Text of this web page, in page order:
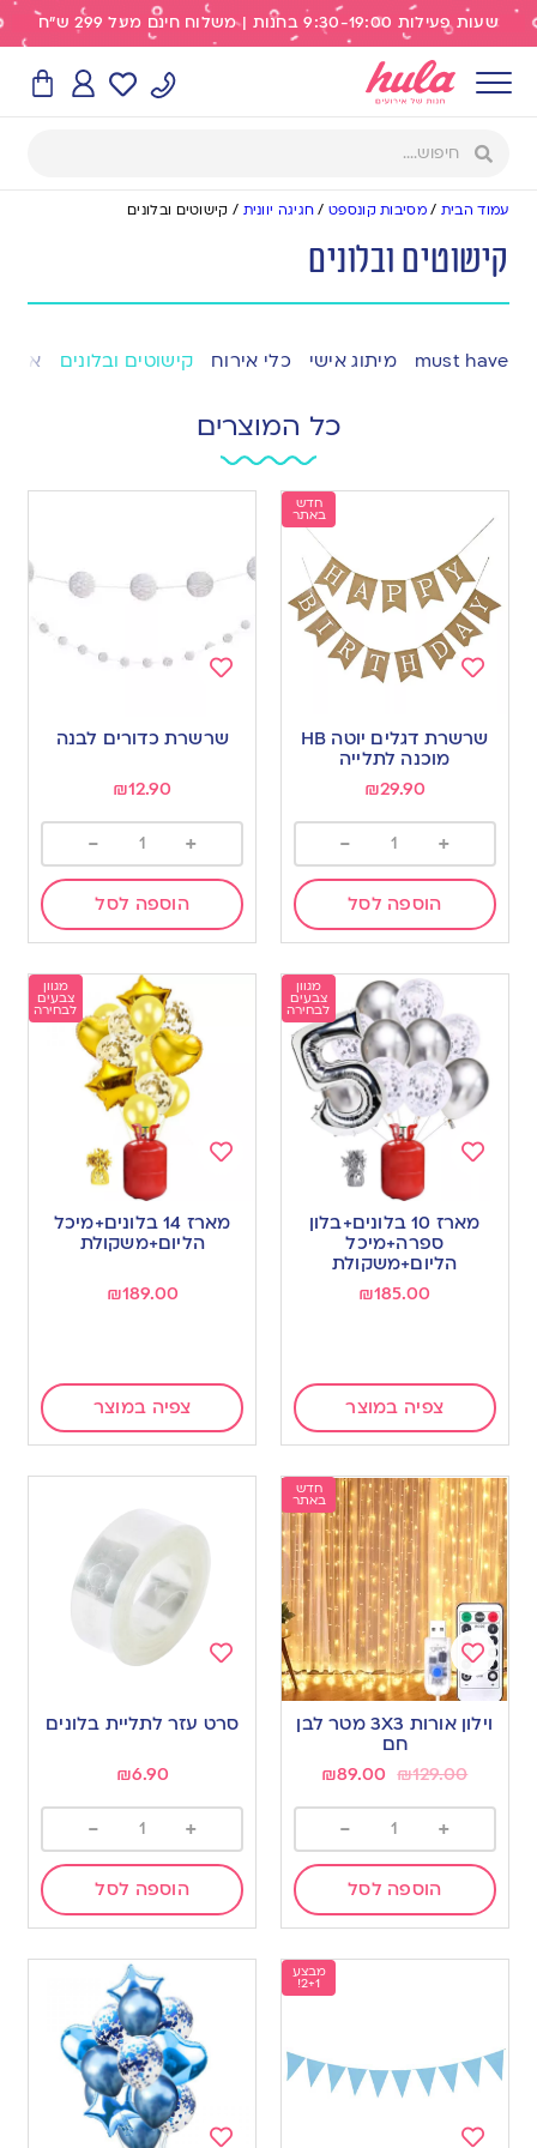
שעות פעילות 9:30-19:00 בחנות | משלוח חינם מעל 299 ש"ח
עמוד הבית /מסיבות קונספט/ חגיגה יוונית / קישוטים ובלונים
קישוטים ובלונים
must have מיתוג אישי כלי אירוח קישוטים ובלונים
כל המוצרים
חדש
באתר
to
wishlist
שרשרת דגלים יוטה HB
מוכנה לתלייה
₪29.90
+
-
הוספה לסל
toשרשרת כדורים לבנה
₪12.90
+
-
הוספה לסל
מגוון
צבעים
לבחירה
wishlist
מארז 10 בלונים+בלון
ספרה+מיכל
הליום+משקולת
₪185.00
צפיה במוצר
מגוון
צבעים
לבחירה
to
wishlist
מארז 14 בלונים+מיכל
הליום+משקולת
₪189.00
צפיה במוצר
חדש
באתר
Add
to
wishlist
וילון אורות 3X3 מטר לבן
חם
₪129.00
₪89.00
+
-
הוספה לסל
to
סרט עזר לתליית בלונים
₪6.90
+
-
הוספה לסל
מבצע
2+1!